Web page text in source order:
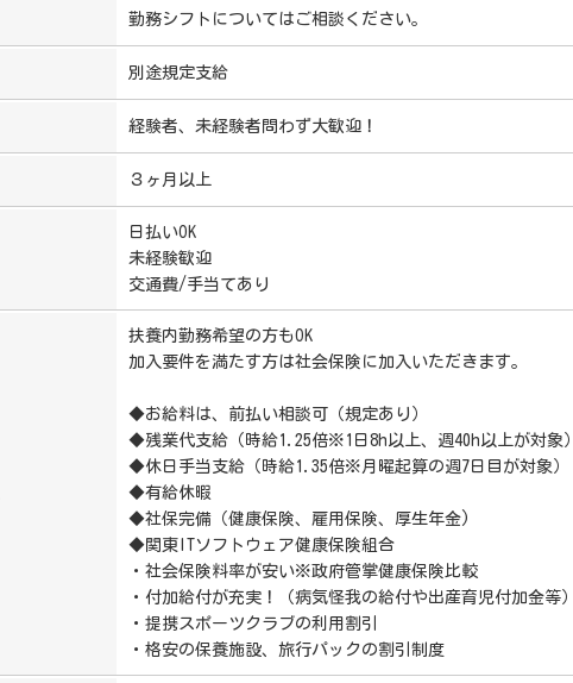
勤務シフトについてはご相談ください。
別途規定支給
経験者、未経験者問わず大歓迎！
３ヶ月以上
日払いOK
未経験歓迎
交通費/手当てあり
扶養内勤務希望の方もOK
加入要件を満たす方は社会保険に加入いただきます。
◆お給料は、前払い相談可（規定あり）
◆残業代支給（時給1.25倍※1日8h以上、週40h以上が対象）
◆休日手当支給（時給1.35倍※月曜起算の週7日目が対象）
◆有給休暇
◆社保完備（健康保険、雇用保険、厚生年金)
◆関東ITソフトウェア健康保険組合
・社会保険料率が安い※政府管掌健康保険比較
・付加給付が充実！（病気怪我の給付や出産育児付加金等）
・提携スポーツクラブの利用割引
・格安の保養施設、旅行パックの割引制度